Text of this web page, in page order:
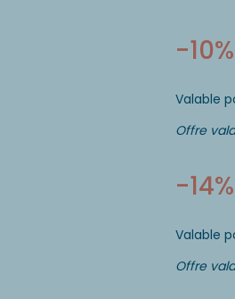
-
Valable
Offre
-
Valable
Offre